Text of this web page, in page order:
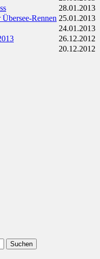
28.01.2013
Rennen 25.01.2013
24.01.2013
26.12.2012
20.12.2012
Suchen